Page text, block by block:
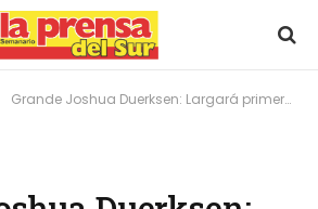
Grande Joshua Duerksen: Largará primero en Mónaco